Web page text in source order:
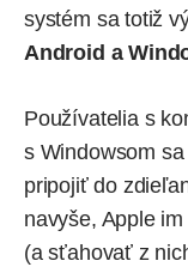
systém sa totiž
Android a
Používatelia s
s Windowsom
pripojiť do
navyše, Apple
(a sťahovať z